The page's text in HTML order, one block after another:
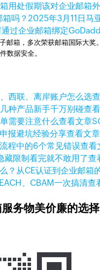
用处假期该对企业邮箱
吗？ 2025年3月11日马
过企业邮箱绑定
邮箱，多次荣获邮箱国际大
数据安全。
查
查看文章
查看文章
查看
查
查
务物美价廉的选择